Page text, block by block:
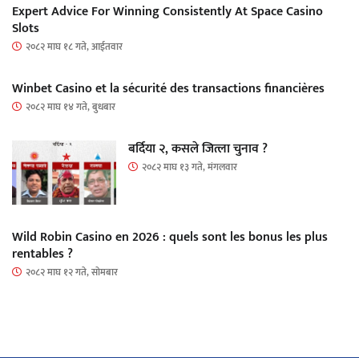
Expert Advice For Winning Consistently At Space Casino
Slots
२०८२ माघ १८ गते, आईतवार
Winbet Casino et la sécurité des transactions financières
२०८२ माघ १४ गते, बुधबार
बर्दिया २, कसले जित्ला चुनाव ?
२०८२ माघ १३ गते, मंगलवार
Wild Robin Casino en 2026 : quels sont les bonus les plus
rentables ?
२०८२ माघ १२ गते, सोमबार